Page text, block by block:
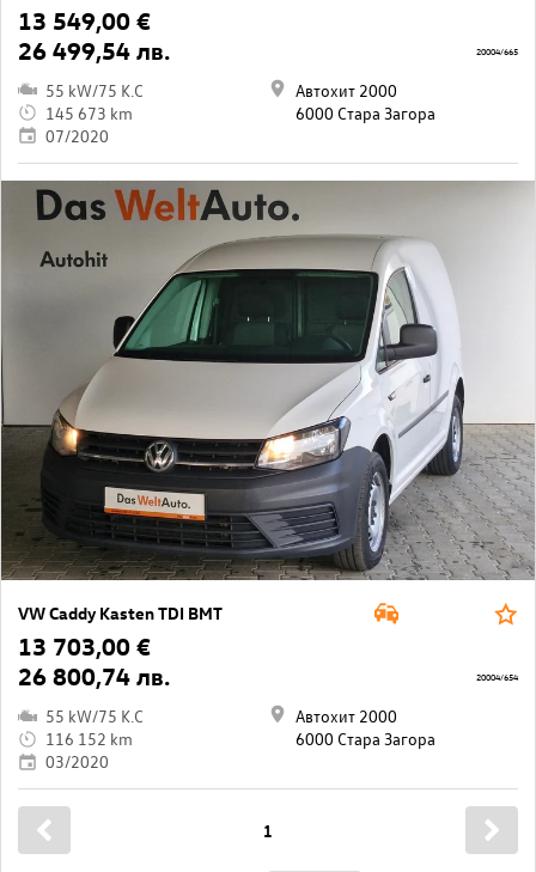
13 549,00 €
26 499,54 лв.
55 kW/75 K.C
145 673 km
07/2020
Автохит 2000
6000 Стара Загора
20004/665
VW Caddy Kasten TDI BMT
13 703,00 €
26 800,74 лв.
55 kW/75 K.C
116 152 km
03/2020
Автохит 2000
6000 Стара Загора
20004/654
1